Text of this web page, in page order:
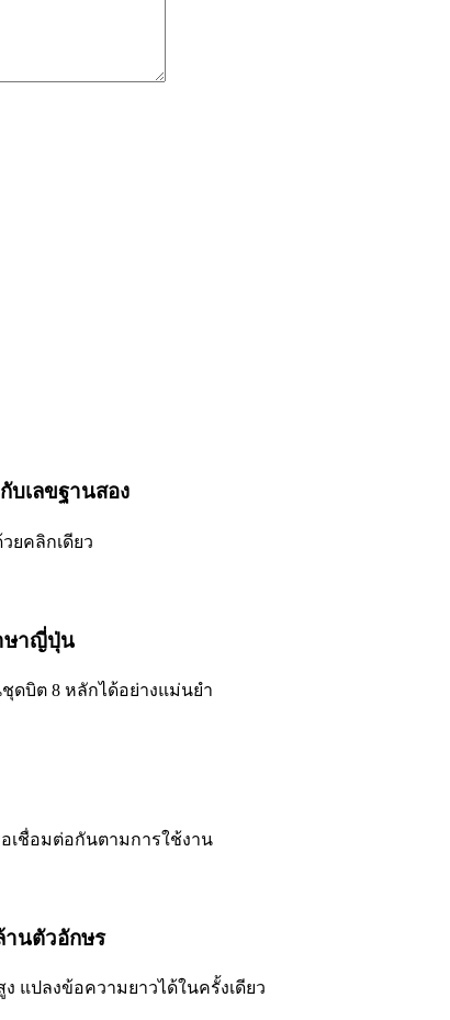
บเลขฐานสอง
ยคลิกเดียว
ษาญี่ปุ่น
ดบิต 8 หลักได้อย่างแม่นยำ
เชื่อมต่อกันตามการใช้งาน
านตัวอักษร
แปลงข้อความยาวได้ในครั้งเดียว